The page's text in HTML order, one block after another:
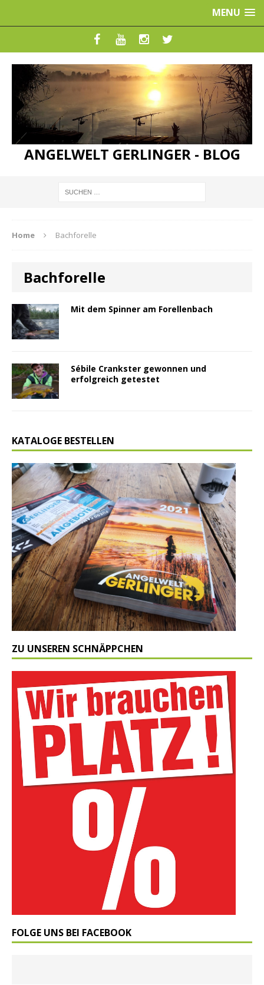
MENU
ANGELWELT GERLINGER - BLOG
Home Bachforelle
Bachforelle
Mit dem Spinner am Forellenbach
Sébile Crankster gewonnen und
erfolgreich getestet
KATALOGE BESTELLEN
ZU UNSEREN SCHNÄPPCHEN
FOLGE UNS BEI FACEBOOK